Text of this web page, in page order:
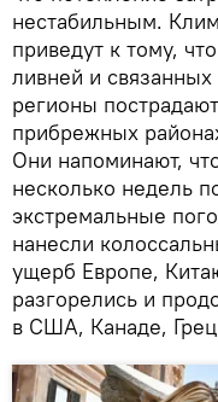
нестабильным.
приведут к тому,
ливней и
регионы
прибрежных
Они напоминают,
несколько недель
экстремальные
нанесли
ущерб Европе,
разгорелись и
в США, Канаде,